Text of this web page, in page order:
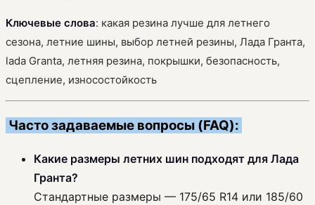
Ключевые слова: какая резина лучше для летнего
сезона, летние шины, выбор летней резины, Лада Гранта,
lada Granta, летняя резина, покрышки, безопасность,
сцепление, износостойкость
Часто задаваемые вопросы (FAQ):
Какие размеры летних шин подходят для Лада
Гранта?
Стандартные размеры — 175/65 R14 или 185/60